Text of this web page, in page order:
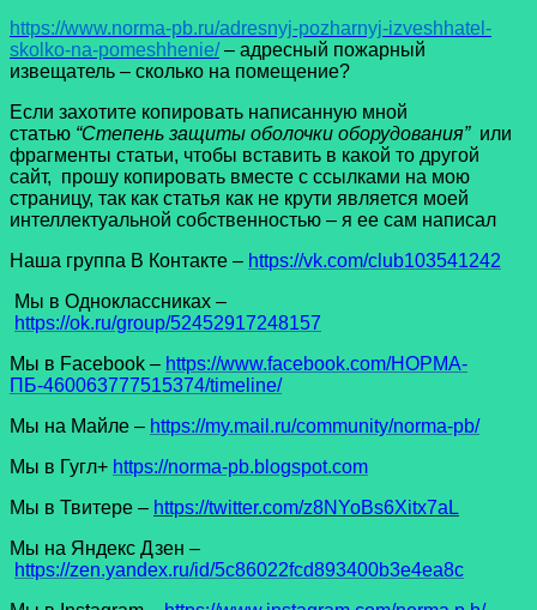
https://www.norma-pb.ru/adresnyj-pozharnyj-izveshhatel-
skolko-na-pomeshhenie/– адресный пожарный
извещатель – сколько на помещение?
Если захотите копировать написанную мной
статью “Степень защиты оболочки оборудования”или
фрагменты статьи, чтобы вставить в какой то другой
сайт, прошу копировать вместе с ссылками на мою
страницу, так как статья как не крути является моей
интеллектуальной собственностью – я ее сам написал
Наша группа В Контакте – https://vk.com/club103541242
Мы в Одноклассниках –
https://ok.ru/group/52452917248157
Мы в Facеbook – https://www.facebook.com/НОРМА-
ПБ-460063777515374/timeline/
Мы на Майле – https://my.mail.ru/community/norma-pb/
Мы в Гугл+ https://norma-pb.blogspot.com
Мы в Твитере – https://twitter.com/z8NYoBs6Xitx7aL
Мы на Яндекс Дзен –
https://zen.yandex.ru/id/5c86022fcd893400b3e4ea8c